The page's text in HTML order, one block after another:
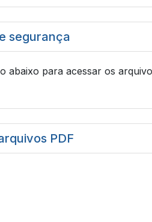
segurança
abaixo para acessar os
PDF